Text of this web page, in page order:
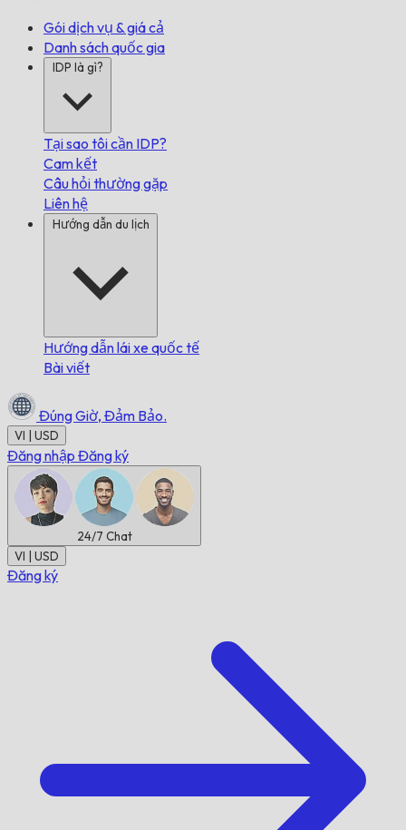
Gói dịch vụ & giá cả
Danh sách quốc gia
IDP là gì?
Tại sao tôi cần IDP?
Cam kết
Câu hỏi thường gặp
Liên hệ
Hướng dẫn du lịch
Hướng dẫn lái xe quốc tế
Bài viết
Đúng Giờ, Đảm Bảo.
VI | USD
Đăng nhập Đăng ký
24/7 Chat
VI | USD
Đăng ký